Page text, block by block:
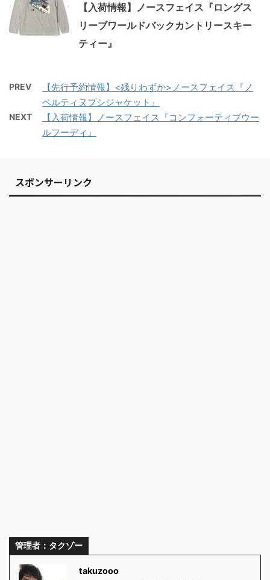
【入荷情報】ノースフェイス『ロングス
リーブワールドバックカントリースキー
ティー』
PREV
【先行予約情報】<残りわずか>ノースフェイス『ノ
ベルティヌプシジャケット』
NEXT
【入荷情報】ノースフェイス『コンフォーティブウー
ルフーディ』
スポンサーリンク
管理者：タクゾー
takuzooo